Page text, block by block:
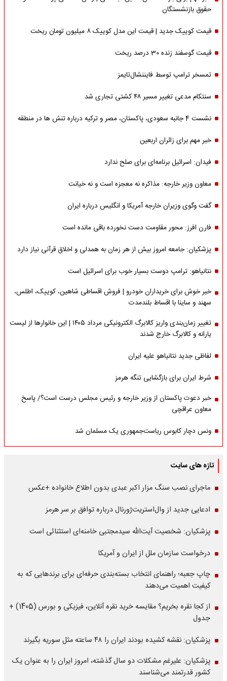
حقوق بازنشستگان
قیمت کوییک جدید | قیمت این مدل کوییک ۸ میلیون تومان ریخت
قیمت گوسفند زنده 30 درصد ریخت
تمسخر ترامپ توسط فایننشال‌تایمز
سنتکام مدعی تغییر مسیر ۴۸ کشتی تجاری شد
نشست 4 جانبه سعودی، پاکستان، مصر و ترکیه درباره تنش ها در منطقه
خبر مهم برای زائران اربعین
فیدان: اسرائیل برنامه‌ای برای صلح ندارد
معاون وزیر خارجه: مذاکره نه معجزه است و نه خیانت
گفت وگوی وزیران خارجه آمریکا و انگلیس درباره ایران
فارن افرز: محور مقاومت دست نخورده باقی مانده است
پزشکیان: جامعه امروز بیش از هر زمان به همدلی و اخلاق قرآنی نیاز دارد
نتانیاهو: ترامپ دوست بسیار خوب برای اسرائیل است
خبر خوش برای خریداران خودرو | فروش اقساطی شاهین، کوییک، اطلس،
سهند و ساینا با اقساط بلندمدت
تغییر زمان‌بندی واریز کالابرگ الکترونیکی مرداد ۱۴۰۵ | این خانوارها از لیست
یارانه و کالابرگ خارج شدند
لفاظی جدید نتانیاهو علیه ایران
شرط ایران برای بازگشایی تنگه هرمز
خبر دعوت پاکستان از وزیر خارجه و رئیس مجلس درست است؟/ پاسخ
معاون عراقچی
ونس دچار کابوس ریاست‌جمهوری یک مسلمان شد
تازه های سایت
ماجرای نصب سنگ مزار اکبر عبدی بدون اطلاع خانواده +عکس
ادعایی جدید از وال‌استریت‌ژورنال درباره توافق بر سر هرمز
پزشکیان: شخصیت آیت‌الله سیدمجتبی خامنه‌ای استثنائی است
درخواست سازمان ملل از ایران و آمریکا
چاپ جعبه؛ راهنمای انتخاب بسته‌بندی حرفه‌ای برای برندهایی که به
کیفیت اهمیت می‌دهند
از کجا نقره بخریم؟ مقایسه خرید نقره آنلاین، فیزیکی و بورس (1405) +
جدول
پزشکیان: نقشه کشیده بودند ایران را ۴۸ ساعته مثل سوریه بگیرند
پزشکیان: علیرغم مشکلات دو سال گذشته، امروز ایران را به عنوان یک
کشور قدرتمند می‌شناسند